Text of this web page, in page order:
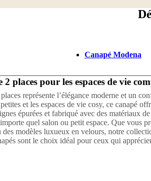
Canapé Modena
places pour les espaces de vie
représente l’élégance moderne et un
et les espaces de vie cosy, ce canapé
épurées et fabriqué avec des matériaux
quel salon ou petit espace. Que vous
des modèles luxueux en velours, notre
sont le choix idéal pour ceux qui